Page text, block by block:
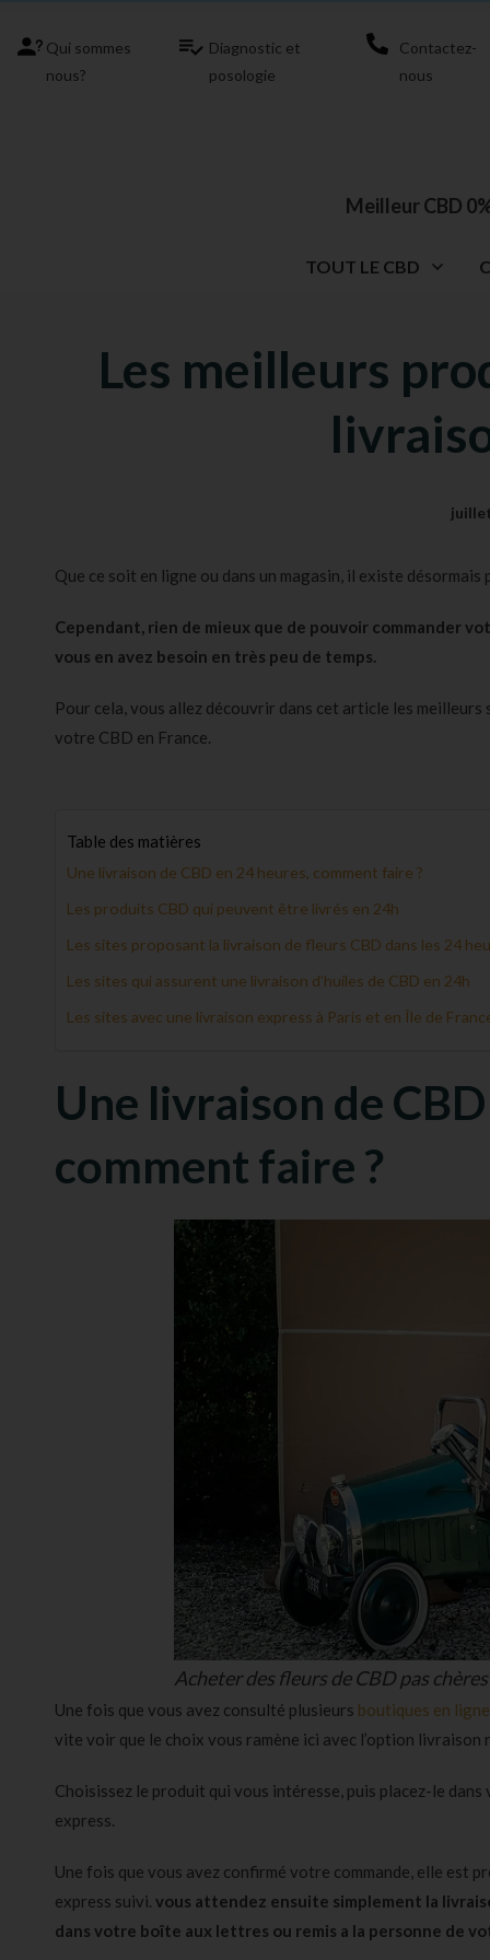
Qui sommes
nous?
Diagnostic et
posologie
Contactez-
nous
Meilleur CBD
TOUT LE CBD
Les meilleurs
Que ce soit en ligne ou dans un magasin, il existe
Cependant, rien de mieux que de pouvoir commander
vous en avez besoin en très peu de temps.
Pour cela, vous allez découvrir dans cet article les
votre CBD en France.
Table des matières
Une livraison de CBD en 24 heures, comment faire ?
Les produits CBD qui peuvent être livrés en 24h
Les sites proposant la livraison de fleurs CBD dans les 24
Les sites qui assurent une livraison d’huiles de CBD en 24h
Les sites avec une livraison express à Paris et en Île de
Une livraison de
comment faire ?
Acheter des fleurs de CBD pas
Une fois que vous avez consulté plusieurs boutiques en
vite voir que le choix vous ramène ici avec l’option livraison
Choisissez le produit qui vous intéresse, puis placez-le
express.
Une fois que vous avez confirmé votre commande, elle est
express suivi. vous attendez ensuite simplement la
dans votre boîte aux lettres ou remis a la personne de